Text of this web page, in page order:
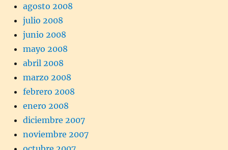
agosto 2008
julio 2008
junio 2008
mayo 2008
abril 2008
marzo 2008
febrero 2008
enero 2008
diciembre 2007
noviembre 2007